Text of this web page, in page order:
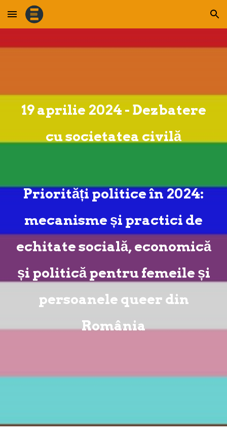
Skip to main content Skip to navigation
19 aprilie 2024 - Dezbatere
cu societatea civilă
Priorități politice în 2024:
mecanisme și practici de
echitate socială, economică
și politică pentru femeile și
persoanele queer din
România